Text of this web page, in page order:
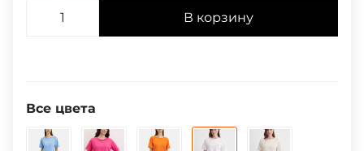
В корзину
Все цвета